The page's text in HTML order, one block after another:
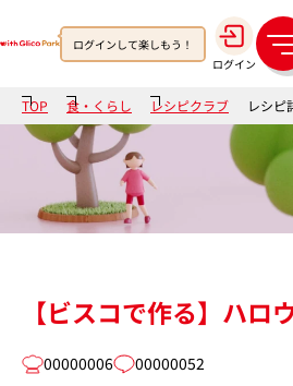
ログインして楽しもう！
ログイン
TOP 食・くらし レシピクラブ レシピ
【ビスコで作る】ハロ
00000006 00000052